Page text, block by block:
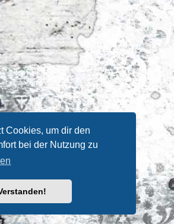
Cookies, um dir den
bei der Nutzung zu